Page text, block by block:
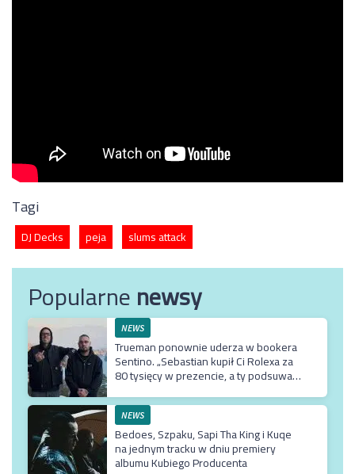
Tagi
DJ Decks peja slums attack
Popularnenewsy
NEWS
Trueman ponownie uderza w bookera
Sentino. „Sebastian kupił Ci Rolexa za
80 tysięcy w prezencie, a ty podsuwasz
NEWS
Bedoes, Szpaku, Sapi Tha King i Kuqe
na jednym tracku w dniu premiery
albumu Kubiego Producenta